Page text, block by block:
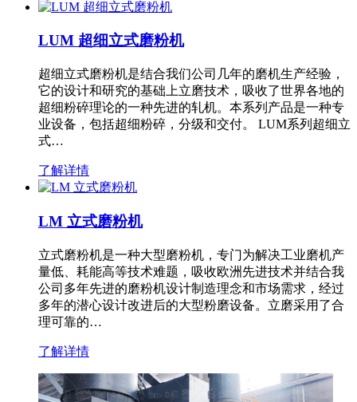
LUM 超细立式磨粉机
超细立式磨粉机是结合我们公司几年的磨机生产经验，
它的设计和研究的基础上立磨技术，吸收了世界各地的
超细粉碎理论的一种先进的轧机。本系列产品是一种专
业设备，包括超细粉碎，分级和交付。 LUM系列超细立
式…
了解详情
LM 立式磨粉机
立式磨粉机是一种大型磨粉机，专门为解决工业磨机产
量低、耗能高等技术难题，吸收欧洲先进技术并结合我
公司多年先进的磨粉机设计制造理念和市场需求，经过
多年的潜心设计改进后的大型粉磨设备。立磨采用了合
理可靠的…
了解详情